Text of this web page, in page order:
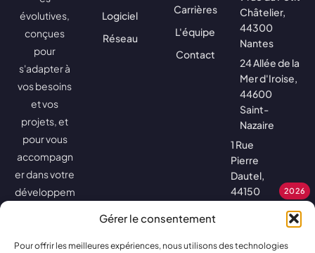
Gérer le consentement
Pour offrir les meilleures expériences, nous utilisons des technologies
évolutives,
conçues
pour
s'adapter à
vos besoins
et vos
projets, et
pour vous
accompagn
er dans votre
développem
Logiciel
Réseau
Carrières
L'équipe
Contact
Châtelier,
44300
Nantes
24 Allée de la
Mer d'Iroise,
44600
Saint-
Nazaire
1 Rue
Pierre
Dautel,
44150
2026